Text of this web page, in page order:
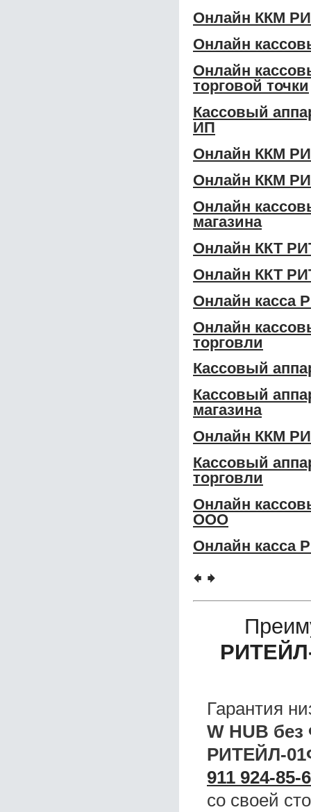
Онлайн ККМ
Онлайн
Онлайн
торговой точки
Кассовый
ИП
Онлайн ККМ
Онлайн ККМ
Онлайн
магазина
Онлайн ККТ
Онлайн ККТ
Онлайн касса
Онлайн
торговли
Кассовый
Кассовый
магазина
Онлайн ККМ
Кассовый
торговли
Онлайн
ООО
Онлайн касса
🠸 🠺
Гарантия
W HUB
РИТЕЙЛ-
911 924-85-
со своей